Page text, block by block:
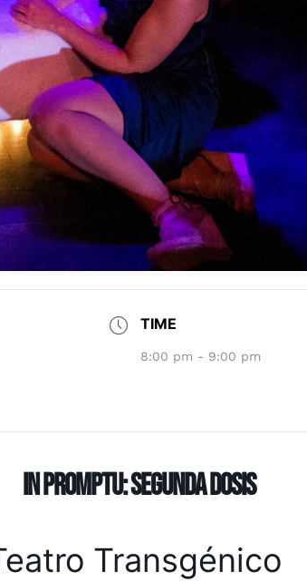
TIME
8:00 pm - 9:00 pm
In Promptu: Segunda Dosis
Transgénico